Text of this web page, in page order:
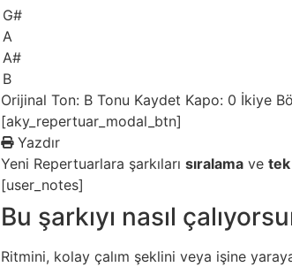
G#
A
A#
B
Orijinal Ton: BTonu Kaydet Kapo: 0 İkiye
[aky_repertuar_modal_btn]
Yazdır
Yeni Repertuarlara şarkılarısıralama ve
[user_notes]
Bu şarkıyı nasıl
Ritmini, kolay çalım şeklini veya işine